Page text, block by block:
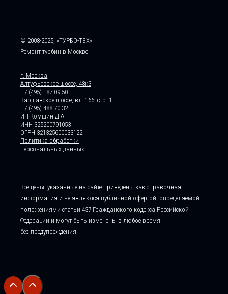
© 2008-2025, «ТУРБО-ТЕХ»
Ремонт турбин в Москве
г. Москва,
Алтуфьевское шоссе, 48к3
+7 (495) 187-09-50
Варшавское шоссе, вл. 166, стр. 1
+7 (495) 488-70-32
ИП Комшин Д.А.
ИНН 325200791053
ОГРН 321325600033122
Политика обработки
персональных данных
Все цены, указанные на сайте приведены как справочная
информация и не являются публичной офертой, определяемой
положениями статьи 437 Гражданского кодекса Российской
Федерации и могут быть изменены в любое время
без предупреждения.